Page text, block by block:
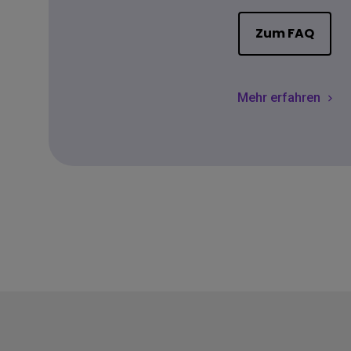
Zum FAQ
Mehr erfahren